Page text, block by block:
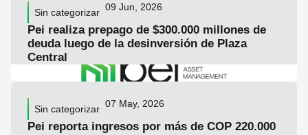
Sin categorizar 09 Jun, 2026
Pei realiza prepago de $300.000 millones de
deuda luego de la desinversión de Plaza
Central
LEER ARTICULO
Sin categorizar 07 May, 2026
Pei reporta ingresos por más de COP 220.000